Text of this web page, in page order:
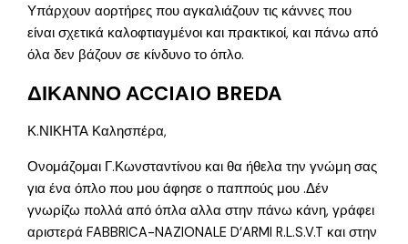
Υπάρχουν αορτήρες που αγκαλιάζουν τις κάννες που
είναι σχετικά καλοφτιαγμένοι και πρακτικοί, και πάνω από
όλα δεν βάζουν σε κίνδυνο το όπλο.
ΔΙΚΑΝΝΟ ACCIAIO BREDA
Κ.ΝΙΚΗΤΑ Καλησπέρα,
Ονομάζομαι Γ.Κωνσταντίνου και θα ήθελα την γνώμη σας
για ένα όπλο που μου άφησε ο παππούς μου .Δέν
γνωρίζω πολλά από όπλα αλλα στην πάνω κάνη, γράφει
αριστερά FABBRICA-NAZIONALE D’ARMI R.L.S.V.T και στην